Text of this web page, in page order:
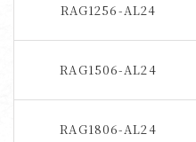
RAG1256-AL24
RAG1506-AL24
RAG1806-AL24